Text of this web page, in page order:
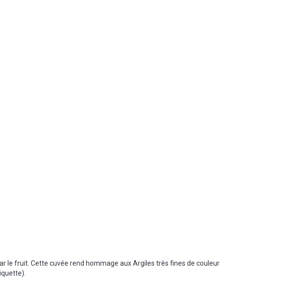
le fruit. Cette cuvée rend hommage aux Argiles très fines de couleur